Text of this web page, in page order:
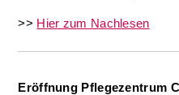
>> Hier zum Nachlesen
Eröffnung Pflegezentrum